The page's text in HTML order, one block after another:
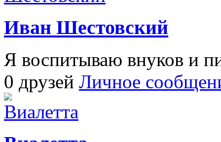
Иван Шестовский
Я воспитываю внуков и
0 друзей Личное